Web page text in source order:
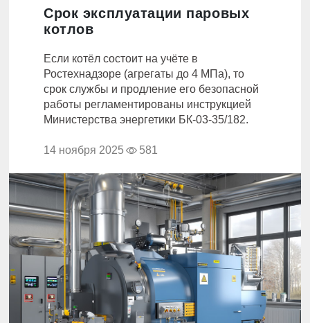
Срок эксплуатации паровых
котлов
Если котёл состоит на учёте в
Ростехнадзоре (агрегаты до 4 МПа), то
срок службы и продление его безопасной
работы регламентированы инструкцией
Министерства энергетики БК-03-35/182.
14 ноября 2025 581